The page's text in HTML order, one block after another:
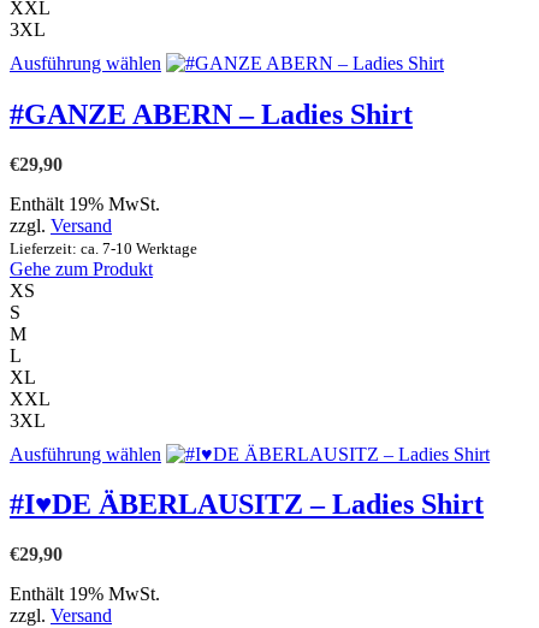
XXL
3XL
Ausführung wählen Dieses
weist
mehrere
auf
#GANZE ABERN – Ladies Shirt
€29,90
Enthält 19% MwSt.
zzgl. Versand
Lieferzeit: ca. 7-10 Werktage
Gehe zum Produkt
XS
S
M
L
XL
XXL
3XL
Ausführung wählen Dieses
weist
mehrere
#I♥DE ÄBERLAUSITZ – Ladies Shirt
€29,90
Enthält 19% MwSt.
zzgl. Versand